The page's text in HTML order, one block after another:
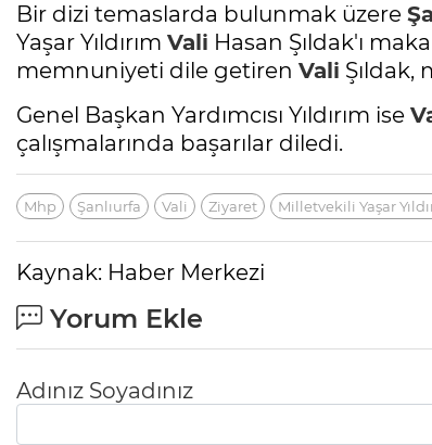
Bir dizi temaslarda bulunmak üzere
Yaşar Yıldırım Vali Hasan Şıldak'ı
memnuniyeti dile getiren Vali Şıldak,
Genel Başkan Yardımcısı Yıldırım ise
çalışmalarında başarılar diledi.
Mhp Şanlıurfa Vali Ziyaret Milletvekili Yaşar
Kaynak: Haber Merkezi
Yorum Ekle
Adınız Soyadınız